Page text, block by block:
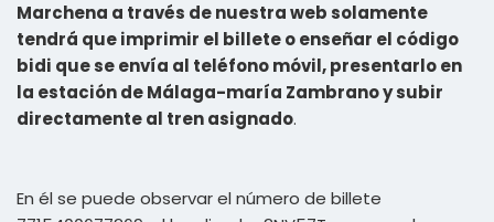
Marchena a través de nuestra web solamente
tendrá que imprimir el billete o enseñar el código
bidi que se envía al teléfono móvil, presentarlo en
la estación de Málaga-maría Zambrano y subir
directamente al tren asignado.
En él se puede observar el número de billete